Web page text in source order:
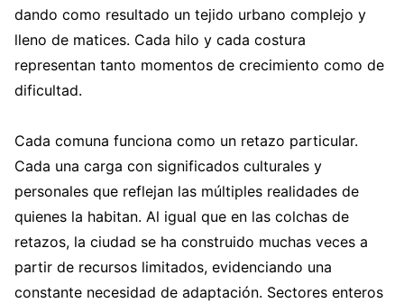
dando como resultado un tejido urbano complejo y
lleno de matices. Cada hilo y cada costura
representan tanto momentos de crecimiento como de
dificultad.
Cada comuna funciona como un retazo particular.
Cada una carga con significados culturales y
personales que reflejan las múltiples realidades de
quienes la habitan. Al igual que en las colchas de
retazos, la ciudad se ha construido muchas veces a
partir de recursos limitados, evidenciando una
constante necesidad de adaptación. Sectores enteros